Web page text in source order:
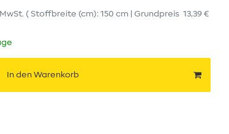
( Stoffbreite (cm): 150 cm | Grundpreis 13,39 €
In den Warenkorb